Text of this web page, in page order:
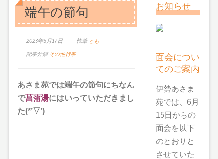
端午の節句
2023年5月17日 執筆 とも
記事分類 その他行事
あさま苑では端午の節句にちなん
で菖蒲湯にはいっていただきまし
た(*’▽’)
お知らせ
面会につい
てのご案内
伊勢あさま
苑では、6月
15日からの
面会を以下
のとおりと
させていた